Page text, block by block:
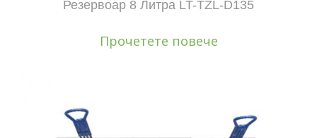
Резервоар 8 Литра LT-TZL-D135
Прочетете повече